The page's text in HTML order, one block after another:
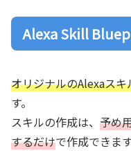
Alexa Skill
オリジナルのAlexaス
す。
スキルの作成は、 予め
するだけで作成できま